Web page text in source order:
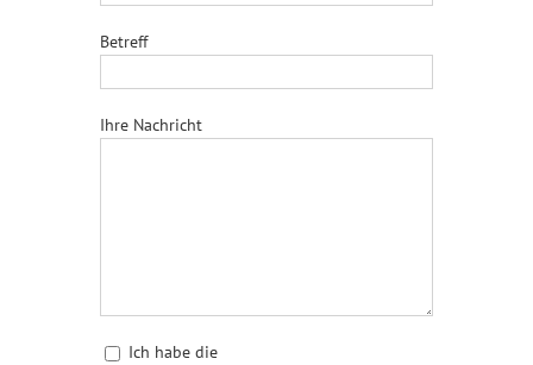
Betreff
Ihre Nachricht
Ich habe die